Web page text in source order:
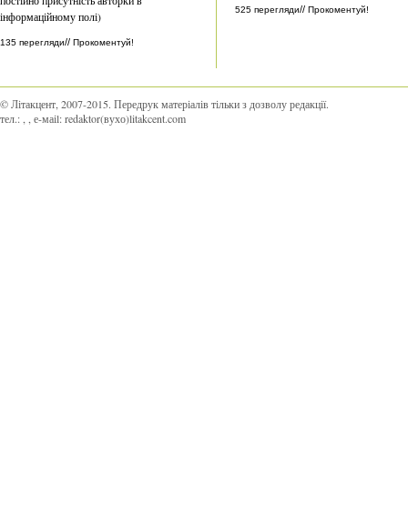
інформаційному полі)
135 перегляди// Прокоментуй!
525 перегляди// Прокоментуй!
© Літакцент, 2007-2015. Передрук матеріалів тільки з дозволу редакції.
тел.:
, е-маіl:redaktor(вухо)litakcent.com